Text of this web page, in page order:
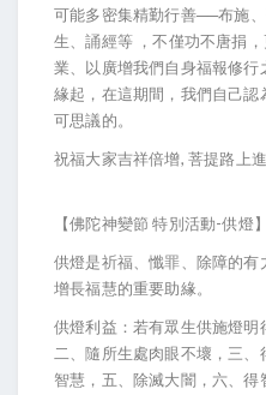
可能多密集精勤行善──布施
生、誦經等 ，不僅功不唐捐
業、以廣增我們自身福報修
緣起，在這期間，我們自己
可思議的。
祝福大家吉祥倍增, 菩提路上
【佛陀神變節 特別活動-供燈
供燈是祈福、懺罪、除障的
增長福慧的重要助緣。
供燈利益：若有眾生供施燈明
二、隨所生處肉眼不壞，三
智慧，五、除滅大闇，六、